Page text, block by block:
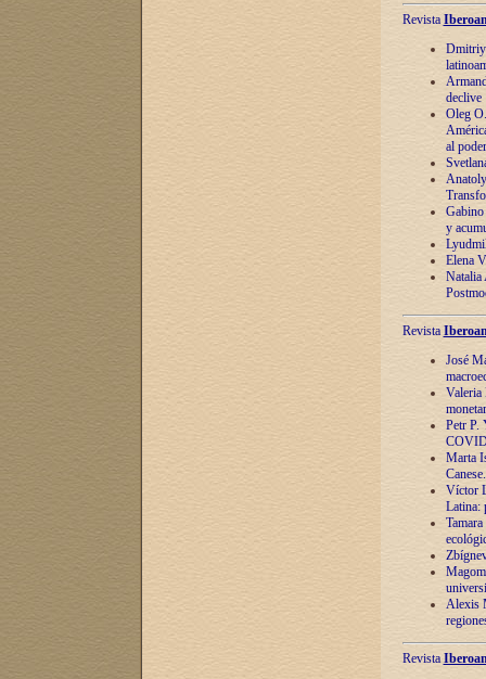
Revista
Dmitriy
declive
Oleg
al poder
y
Elena
Natalia
Revista
José
Valeria
Petr P.
Marta
Víctor
Latina:
Alexis
Revista